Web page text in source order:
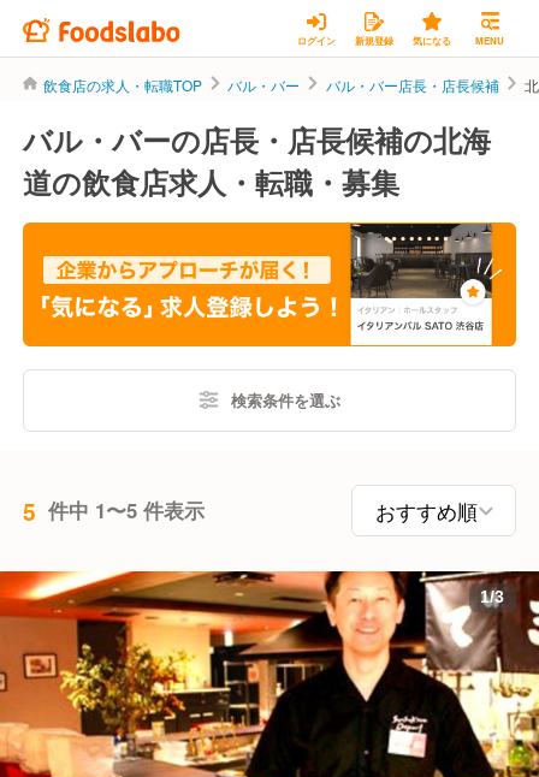
ログイン 新規登録 気になる MENU
飲食店の求人・転職TOP バル・バー バル・バー店長・店長候補
バル・バーの店長・店長候補の北海
道の飲食店求人・転職・募集
検索条件を選ぶ
5 件中 1〜5 件表示
1/3